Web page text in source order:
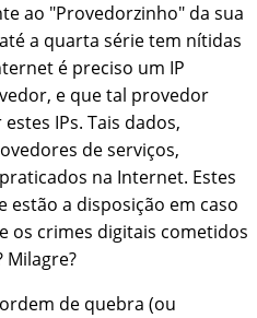
ao "Provedorzinho" da sua
a quarta série tem ní­tidas
é preciso um IP
e que tal provedor
IPs. Tais dados,
de serviços,
na Internet. Estes
estão a disposição em caso
os crimes digitais cometidos
Milagre?
de quebra (ou